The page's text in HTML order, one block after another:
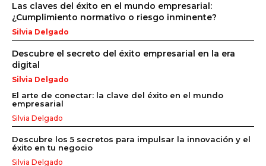
Las claves del éxito en el mundo empresarial:
¿Cumplimiento normativo o riesgo inminente?
Silvia Delgado
Descubre el secreto del éxito empresarial en la era
digital
Silvia Delgado
El arte de conectar: la clave del éxito en el mundo
empresarial
Silvia Delgado
Descubre los 5 secretos para impulsar la innovación y el
éxito en tu negocio
Silvia Delgado